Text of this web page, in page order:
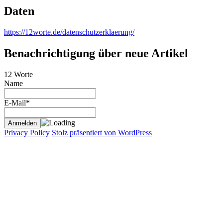
Daten
https://12worte.de/datenschutzerklaerung/
Benachrichtigung über neue Artikel
12 Worte
Name
E-Mail*
Privacy Policy Stolz präsentiert von WordPress